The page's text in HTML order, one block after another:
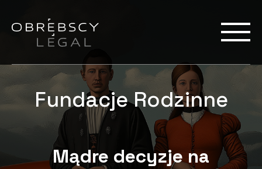
Fundacje Rodzinne
Mądre decyzje na